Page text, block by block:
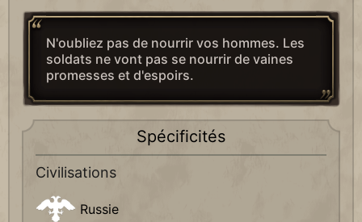
N'oubliez pas de nourrir vos hommes. Les
soldats ne vont pas se nourrir de vaines
promesses et d'espoirs.
Spécificités
Civilisations
Russie